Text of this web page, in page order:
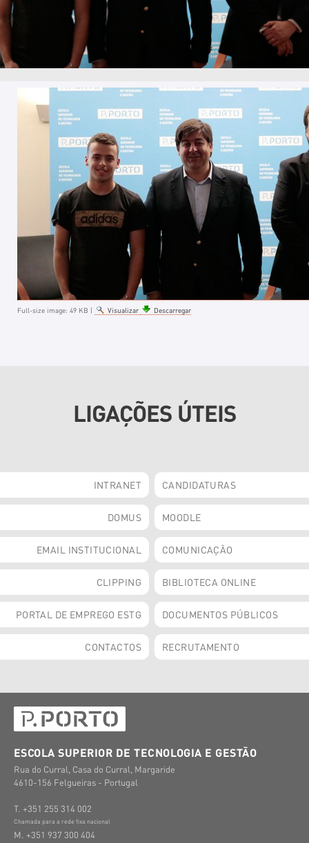
Full-size image: 49 KB | Visualizar Descarregar
LIGAÇÕES ÚTEIS
INTRANET CANDIDATURAS
DOMUS MOODLE
EMAIL INSTITUCIONAL COMUNICAÇÃO
CLIPPING BIBLIOTECA ONLINE
PORTAL DE EMPREGO ESTG DOCUMENTOS PÚBLICOS
CONTACTOS RECRUTAMENTO
ESCOLA SUPERIOR DE TECNOLOGIA E GESTÃO
Rua do Curral, Casa do Curral, Margaride
4610-156 Felgueiras - Portugal
T. +351 255 314 002
Chamada para a rede fixa nacional
M. +351 937 300 404